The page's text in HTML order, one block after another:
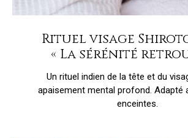
Rituel visage
« La sérénité
Un rituel indien de la tête et du
apaisement mental profond. Adapté
enceintes.